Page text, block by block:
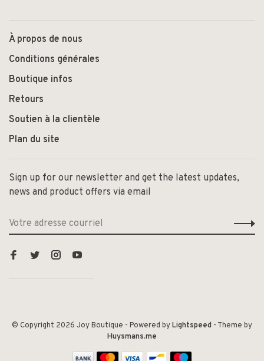
À propos de nous
Conditions générales
Boutique infos
Retours
Soutien à la clientèle
Plan du site
Sign up for our newsletter and get the latest updates,
news and product offers via email
© Copyright 2026 Joy Boutique - Powered byLightspeed - Theme by
Huysmans.me